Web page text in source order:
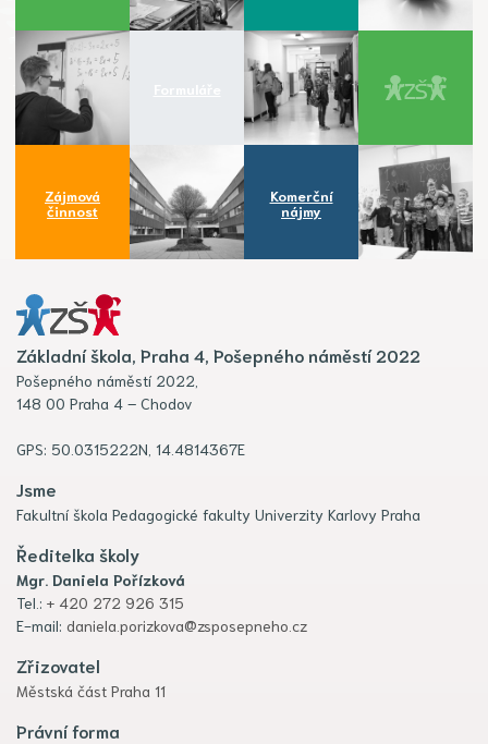
Zájmová
činnost
Komerční
nájmy
Základní škola, Praha 4, Pošepného náměstí 2022
Pošepného náměstí 2022,
148 00 Praha 4 – Chodov
GPS: 50.0315222N, 14.4814367E
Jsme
Fakultní škola Pedagogické fakulty Univerzity Karlovy Praha
Ředitelka školy
Mgr. Daniela Pořízková
Tel.: + 420 272 926 315
E-mail: daniela.porizkova@zsposepneho.cz
Zřizovatel
Městská část Praha 11
Právní forma